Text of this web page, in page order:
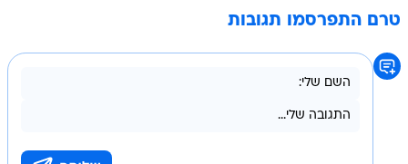
טרם התפרסמו תגובות